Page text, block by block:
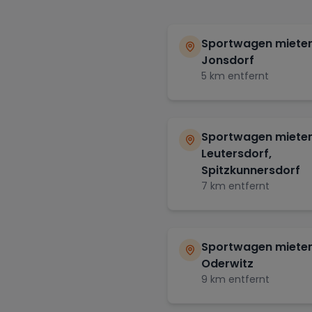
Sportwagen
Jonsdorf
5 km entfernt
Sportwagen
Leutersdorf,
Spitzkunnersdorf
7 km entfernt
Sportwagen
Oderwitz
9 km entfernt